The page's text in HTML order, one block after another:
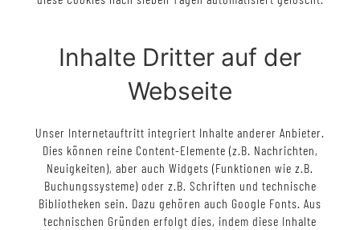
Inhalte Dritter auf der
Webseite
Unser Internetauftritt integriert Inhalte anderer Anbieter.
Dies können reine Content-Elemente (z.B. Nachrichten,
Neuigkeiten), aber auch Widgets (Funktionen wie z.B.
Buchungssysteme) oder z.B. Schriften und technische
Bibliotheken sein. Dazu gehören auch Google Fonts. Aus
technischen Gründen erfolgt dies, indem diese Inhalte